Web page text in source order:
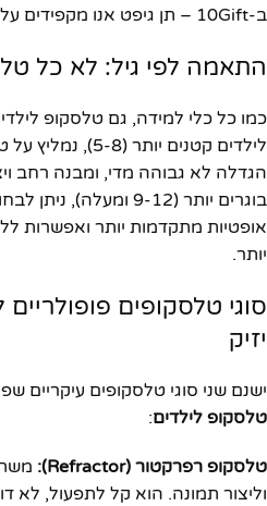
ב-10Gift – תן גיפט אנו מקפידים על מוצרים שיש בהם ערך אמיתי.
התאמה לפי גיל: לא כל
כמו כל כלי למידה, גם טלסקופ
לילדים קטנים
הגדלה לא גבוהה מדי, ומבנה רחב
בוגרים יותר (9-12
אופטיות מתקדמות יותר ואפשרות
יותר.
סוגי טלסקופים
יזיק
ישנם שני סוגי טלסקופים עיקריים
טלסקופ לילדים:
טלסקופ רפרקטור (Refractor):
וליצור תמונה. הוא קל לתפעול, לא